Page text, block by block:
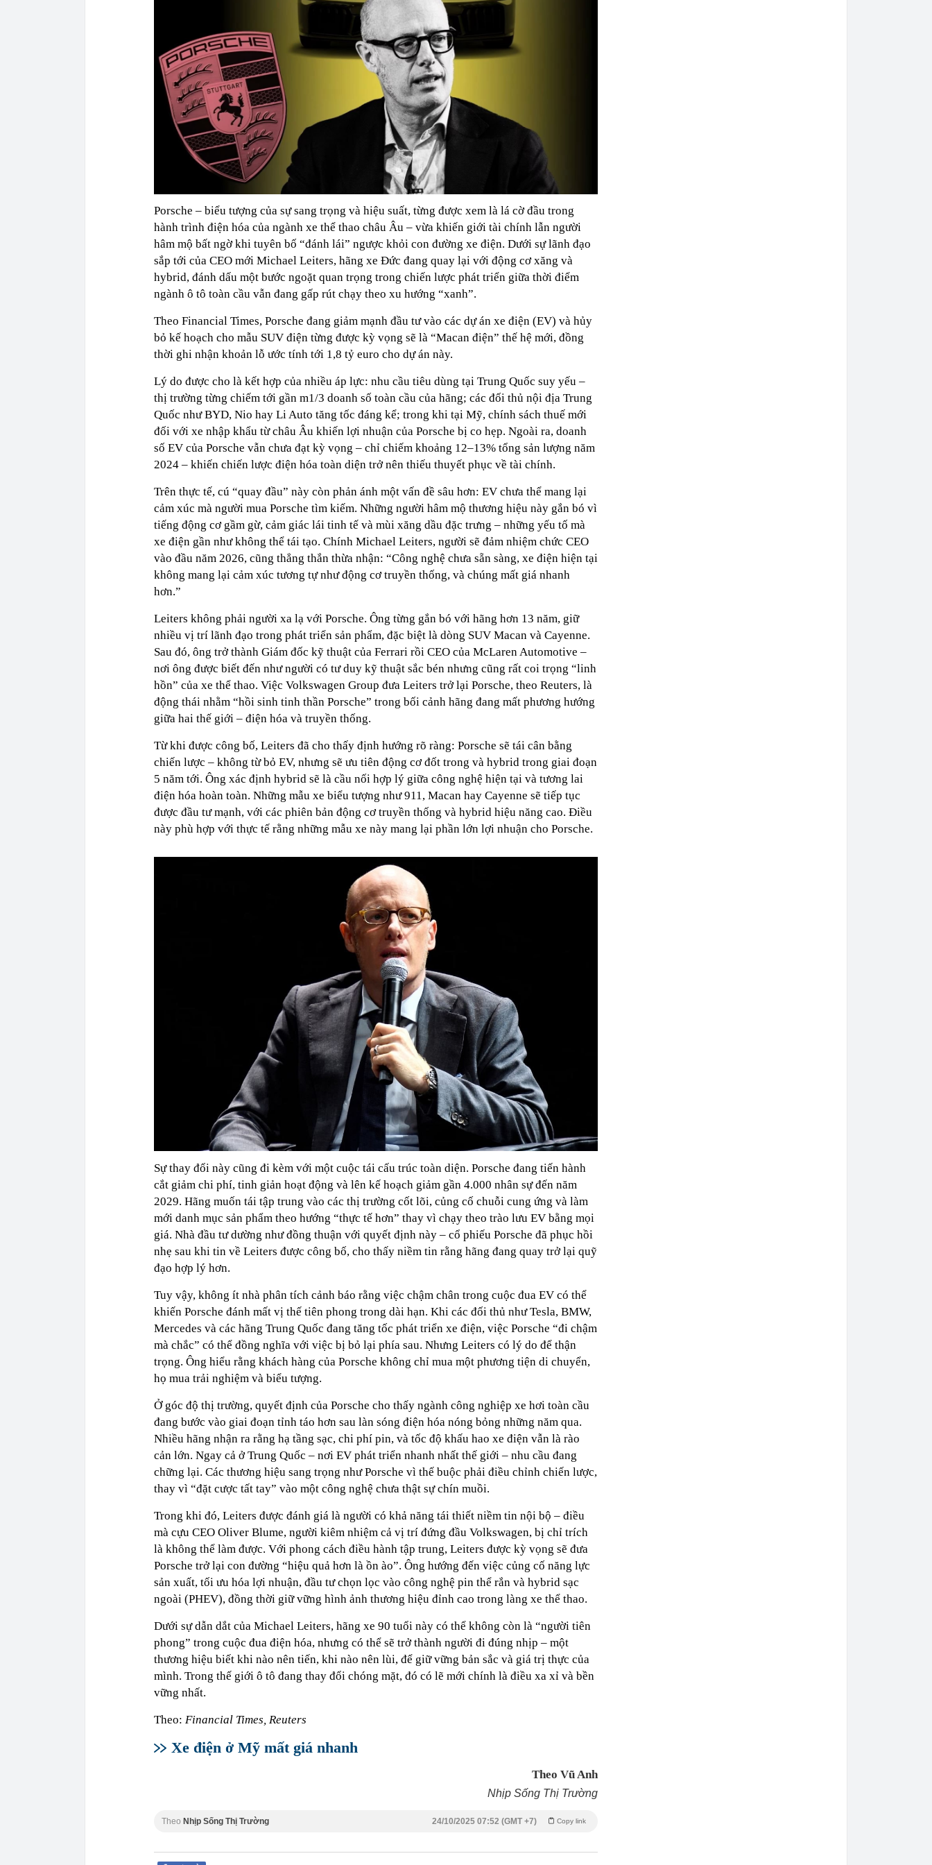
Porsche – biểu tượng của sự sang trọng và hiệu suất, từng được xem là lá cờ đầu trong
hành trình điện hóa của ngành xe thể thao châu Âu – vừa khiến giới tài chính lẫn người
hâm mộ bất ngờ khi tuyên bố “đánh lái” ngược khỏi con đường xe điện. Dưới sự lãnh đạo
sắp tới của CEO mới Michael Leiters, hãng xe Đức đang quay lại với động cơ xăng và
hybrid, đánh dấu một bước ngoặt quan trọng trong chiến lược phát triển giữa thời điểm
ngành ô tô toàn cầu vẫn đang gấp rút chạy theo xu hướng “xanh”.
Theo Financial Times, Porsche đang giảm mạnh đầu tư vào các dự án xe điện (EV) và hủy
bỏ kế hoạch cho mẫu SUV điện từng được kỳ vọng sẽ là “Macan điện” thế hệ mới, đồng
thời ghi nhận khoản lỗ ước tính tới 1,8 tỷ euro cho dự án này.
Lý do được cho là kết hợp của nhiều áp lực: nhu cầu tiêu dùng tại Trung Quốc suy yếu –
thị trường từng chiếm tới gần m1/3 doanh số toàn cầu của hãng; các đối thủ nội địa Trung
Quốc như BYD, Nio hay Li Auto tăng tốc đáng kể; trong khi tại Mỹ, chính sách thuế mới
đối với xe nhập khẩu từ châu Âu khiến lợi nhuận của Porsche bị co hẹp. Ngoài ra, doanh
số EV của Porsche vẫn chưa đạt kỳ vọng – chỉ chiếm khoảng 12–13% tổng sản lượng năm
2024 – khiến chiến lược điện hóa toàn diện trở nên thiếu thuyết phục về tài chính.
Trên thực tế, cú “quay đầu” này còn phản ánh một vấn đề sâu hơn: EV chưa thể mang lại
cảm xúc mà người mua Porsche tìm kiếm. Những người hâm mộ thương hiệu này gắn bó vì
tiếng động cơ gầm gừ, cảm giác lái tinh tế và mùi xăng dầu đặc trưng – những yếu tố mà
xe điện gần như không thể tái tạo. Chính Michael Leiters, người sẽ đảm nhiệm chức CEO
vào đầu năm 2026, cũng thẳng thắn thừa nhận: “Công nghệ chưa sẵn sàng, xe điện hiện tại
không mang lại cảm xúc tương tự như động cơ truyền thống, và chúng mất giá nhanh
hơn.”
Leiters không phải người xa lạ với Porsche. Ông từng gắn bó với hãng hơn 13 năm, giữ
nhiều vị trí lãnh đạo trong phát triển sản phẩm, đặc biệt là dòng SUV Macan và Cayenne.
Sau đó, ông trở thành Giám đốc kỹ thuật của Ferrari rồi CEO của McLaren Automotive –
nơi ông được biết đến như người có tư duy kỹ thuật sắc bén nhưng cũng rất coi trọng “linh
hồn” của xe thể thao. Việc Volkswagen Group đưa Leiters trở lại Porsche, theo Reuters, là
động thái nhằm “hồi sinh tinh thần Porsche” trong bối cảnh hãng đang mất phương hướng
giữa hai thế giới – điện hóa và truyền thống.
Từ khi được công bố, Leiters đã cho thấy định hướng rõ ràng: Porsche sẽ tái cân bằng
chiến lược – không từ bỏ EV, nhưng sẽ ưu tiên động cơ đốt trong và hybrid trong giai đoạn
5 năm tới. Ông xác định hybrid sẽ là cầu nối hợp lý giữa công nghệ hiện tại và tương lai
điện hóa hoàn toàn. Những mẫu xe biểu tượng như 911, Macan hay Cayenne sẽ tiếp tục
được đầu tư mạnh, với các phiên bản động cơ truyền thống và hybrid hiệu năng cao. Điều
này phù hợp với thực tế rằng những mẫu xe này mang lại phần lớn lợi nhuận cho Porsche.
Sự thay đổi này cũng đi kèm với một cuộc tái cấu trúc toàn diện. Porsche đang tiến hành
cắt giảm chi phí, tinh giản hoạt động và lên kế hoạch giảm gần 4.000 nhân sự đến năm
2029. Hãng muốn tái tập trung vào các thị trường cốt lõi, củng cố chuỗi cung ứng và làm
mới danh mục sản phẩm theo hướng “thực tế hơn” thay vì chạy theo trào lưu EV bằng mọi
giá. Nhà đầu tư dường như đồng thuận với quyết định này – cổ phiếu Porsche đã phục hồi
nhẹ sau khi tin về Leiters được công bố, cho thấy niềm tin rằng hãng đang quay trở lại quỹ
đạo hợp lý hơn.
Tuy vậy, không ít nhà phân tích cảnh báo rằng việc chậm chân trong cuộc đua EV có thể
khiến Porsche đánh mất vị thế tiên phong trong dài hạn. Khi các đối thủ như Tesla, BMW,
Mercedes và các hãng Trung Quốc đang tăng tốc phát triển xe điện, việc Porsche “đi chậm
mà chắc” có thể đồng nghĩa với việc bị bỏ lại phía sau. Nhưng Leiters có lý do để thận
trọng. Ông hiểu rằng khách hàng của Porsche không chỉ mua một phương tiện di chuyển,
họ mua trải nghiệm và biểu tượng.
Ở góc độ thị trường, quyết định của Porsche cho thấy ngành công nghiệp xe hơi toàn cầu
đang bước vào giai đoạn tỉnh táo hơn sau làn sóng điện hóa nóng bỏng những năm qua.
Nhiều hãng nhận ra rằng hạ tầng sạc, chi phí pin, và tốc độ khấu hao xe điện vẫn là rào
cản lớn. Ngay cả ở Trung Quốc – nơi EV phát triển nhanh nhất thế giới – nhu cầu đang
chững lại. Các thương hiệu sang trọng như Porsche vì thế buộc phải điều chỉnh chiến lược,
thay vì “đặt cược tất tay” vào một công nghệ chưa thật sự chín muồi.
Trong khi đó, Leiters được đánh giá là người có khả năng tái thiết niềm tin nội bộ – điều
mà cựu CEO Oliver Blume, người kiêm nhiệm cả vị trí đứng đầu Volkswagen, bị chỉ trích
là không thể làm được. Với phong cách điều hành tập trung, Leiters được kỳ vọng sẽ đưa
Porsche trở lại con đường “hiệu quả hơn là ồn ào”. Ông hướng đến việc củng cố năng lực
sản xuất, tối ưu hóa lợi nhuận, đầu tư chọn lọc vào công nghệ pin thể rắn và hybrid sạc
ngoài (PHEV), đồng thời giữ vững hình ảnh thương hiệu đỉnh cao trong làng xe thể thao.
Dưới sự dẫn dắt của Michael Leiters, hãng xe 90 tuổi này có thể không còn là “người tiên
phong” trong cuộc đua điện hóa, nhưng có thể sẽ trở thành người đi đúng nhịp – một
thương hiệu biết khi nào nên tiến, khi nào nên lùi, để giữ vững bản sắc và giá trị thực của
mình. Trong thế giới ô tô đang thay đổi chóng mặt, đó có lẽ mới chính là điều xa xỉ và bền
vững nhất.
Theo: Financial Times, Reuters
Xe điện ở Mỹ mất giá nhanh
Theo Vũ Anh
Nhịp Sống Thị Trường
Theo Nhịp Sống Thị Trường Copy link
24/10/2025 07:52 (GMT +7)